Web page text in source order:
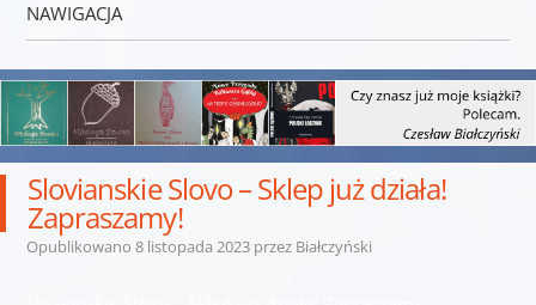
NAWIGACJA
Slovianskie Slovo – Sklep już działa!
Zapraszamy!
Opublikowano 8 listopada 2023przez Białczyński